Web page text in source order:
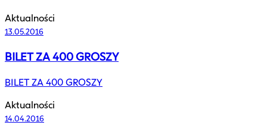
Aktualności
13.05.2016
BILET ZA 400 GROSZY
BILET ZA 400 GROSZY
Aktualności
14.04.2016